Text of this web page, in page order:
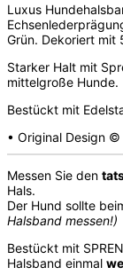
Luxus
Grün. Dekoriert mit
Starker Halt mit
mittelgroße Hunde.
Bestückt mit
• Original Design ©
Messen Sie den
Hals.
Der Hund sollte
Halsband messen!)
Bestückt mit
Halsband einmal